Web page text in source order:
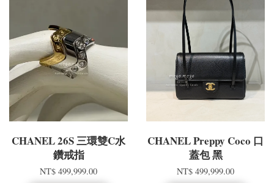
CHANEL 26S 三環雙C水
鑽戒指
NT$ 499,999.00
CHANEL Preppy Coco 口
蓋包 黑
NT$ 499,999.00